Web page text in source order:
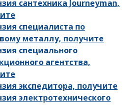
сантехника Journeyman,
специалиста по
металлу, получите
специального
агентства,
экспедитора, получите
электротехнического